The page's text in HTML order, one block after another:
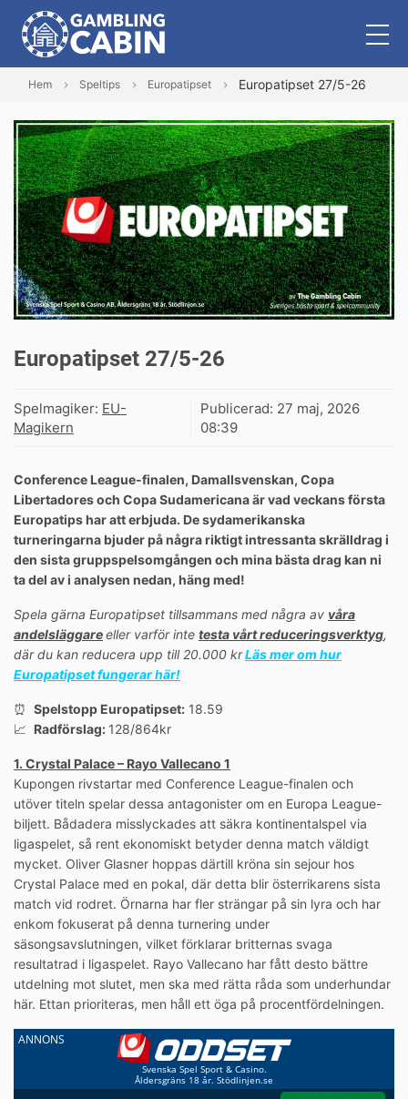
Hem Speltips Europatipset Europatipset 27/5-26
Europatipset 27/5-26
Spelmagiker: EU-
Magikern
Publicerad: 27 maj, 2026
08:39
Conference League-finalen, Damallsvenskan, Copa
Libertadores och Copa Sudamericana är vad veckans första
Europatips har att erbjuda. De sydamerikanska
turneringarna bjuder på några riktigt intressanta skrälldrag i
den sista gruppspelsomgången och mina bästa drag kan ni
ta del av i analysen nedan, häng med!
Spela gärna Europatipset tillsammans med några av våra
andelsläggareeller varför inte testa vårt reduceringsverktyg,
där du kan reducera upp till 20.000 krLäs mer om hur
Europatipset fungerar här!
⏰ Spelstopp Europatipset: 18.59
📈 Radförslag: 128/864kr
1. Crystal Palace – Rayo Vallecano 1
Kupongen rivstartar med Conference League-finalen och
utöver titeln spelar dessa antagonister om en Europa League-
biljett. Bådadera misslyckades att säkra kontinentalspel via
ligaspelet, så rent ekonomiskt betyder denna match väldigt
mycket. Oliver Glasner hoppas därtill kröna sin sejour hos
Crystal Palace med en pokal, där detta blir österrikarens sista
match vid rodret. Örnarna har fler strängar på sin lyra och har
enkom fokuserat på denna turnering under
säsongsavslutningen, vilket förklarar britternas svaga
resultatrad i ligaspelet. Rayo Vallecano har fått desto bättre
utdelning mot slutet, men ska med rätta råda som underhundar
här. Ettan prioriteras, men håll ett öga på procentfördelningen.